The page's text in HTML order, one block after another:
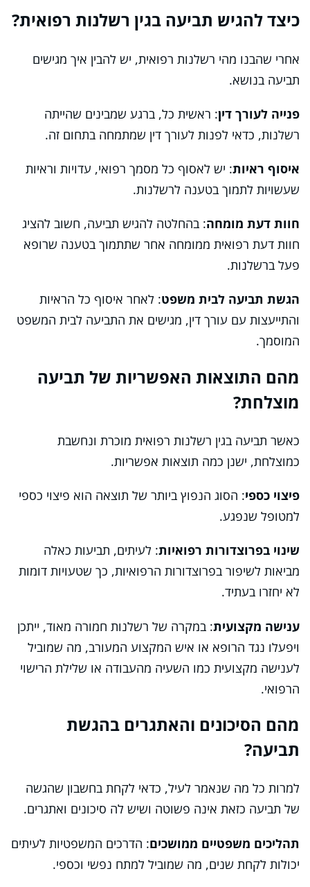
כיצד להגיש תביעה בגין רשלנות רפואית?
אחרי שהבנו מהי רשלנות רפואית, יש להבין איך מגישים
תביעה בנושא.
פנייה לעורך דין: ראשית כל, ברגע שמבינים שהייתה
רשלנות, כדאי לפנות לעורך דין שמתמחה בתחום זה.
איסוף ראיות: יש לאסוף כל מסמך רפואי, עדויות וראיות
שעשויות לתמוך בטענה לרשלנות.
חוות דעת מומחה: בהחלטה להגיש תביעה, חשוב להציג
חוות דעת רפואית ממומחה אחר שתתמוך בטענה שרופא
פעל ברשלנות.
הגשת תביעה לבית משפט: לאחר איסוף כל הראיות
והתייעצות עם עורך דין, מגישים את התביעה לבית המשפט
המוסמך.
מהם התוצאות האפשריות של תביעה
מוצלחת?
כאשר תביעה בגין רשלנות רפואית מוכרת ונחשבת
כמוצלחת, ישנן כמה תוצאות אפשריות.
פיצוי כספי: הסוג הנפוץ ביותר של תוצאה הוא פיצוי כספי
למטופל שנפגע.
שינוי בפרוצדורות רפואיות: לעיתים, תביעות כאלה
מביאות לשיפור בפרוצדורות הרפואיות, כך שטעויות דומות
לא יחזרו בעתיד.
ענישה מקצועית: במקרה של רשלנות חמורה מאוד, ייתכן
ויפעלו נגד הרופא או איש המקצוע המעורב, מה שמוביל
לענישה מקצועית כמו השעיה מהעבודה או שלילת הרישוי
הרפואי.
מהם הסיכונים והאתגרים בהגשת
תביעה?
למרות כל מה שנאמר לעיל, כדאי לקחת בחשבון שהגשה
של תביעה כזאת אינה פשוטה ושיש לה סיכונים ואתגרים.
תהליכים משפטיים ממושכים: הדרכים המשפטיות לעיתים
יכולות לקחת שנים, מה שמוביל למתח נפשי וכספי.